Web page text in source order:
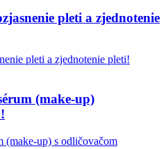
pleti a zjednotenie
(make-up)